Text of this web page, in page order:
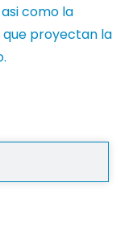
como la
proyectan la